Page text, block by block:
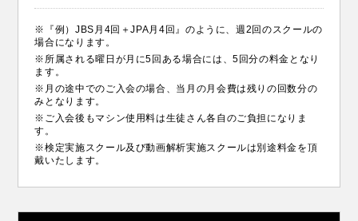
※『例）JBS月4回＋JPA月4回』のように、週2回のスクールの
場合になります。
※所属される曜日が月に5回ある場合には、5回分の料金となり
ます。
※月の途中でのご入会の場合、当月の月会費は残りの回数分の
みとなります。
※ご入会後もマシン使用料は生徒さん各自のご負担になりま
す。
※検定実施スクール及び動画解析実施スクールは別途料金を頂
戴いたします。